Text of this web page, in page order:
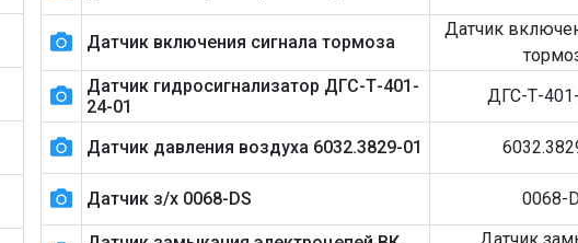
Датчик включения сигнала тормоза
Датчик
Датчик гидросигнализатор ДГС-Т-401-
24-01
ДГС-Т-
Датчик давления воздуха 6032.3829-01
Датчик з/х 0068-DS 0068-
Датчик